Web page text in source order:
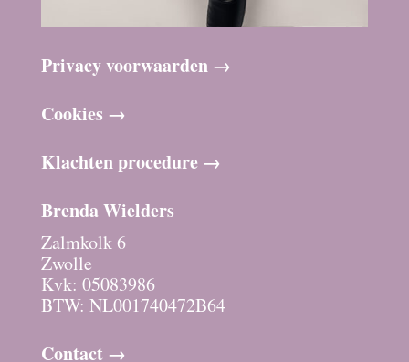
Privacy voorwaarden →
Cookies →
Klachten procedure →
Brenda Wielders
Zalmkolk 6
Zwolle
Kvk: 05083986
BTW: NL001740472B64
Contact →